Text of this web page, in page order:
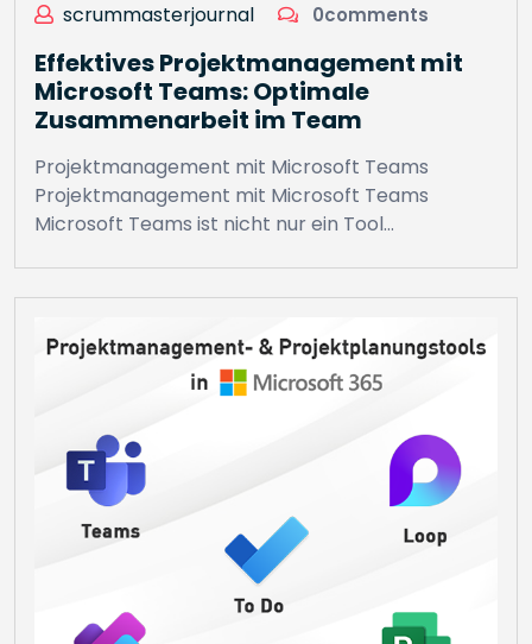
scrummasterjournal 0comments
Effektives Projektmanagement mit
Microsoft Teams: Optimale
Zusammenarbeit im Team
Projektmanagement mit Microsoft Teams
Projektmanagement mit Microsoft Teams
Microsoft Teams ist nicht nur ein Tool…